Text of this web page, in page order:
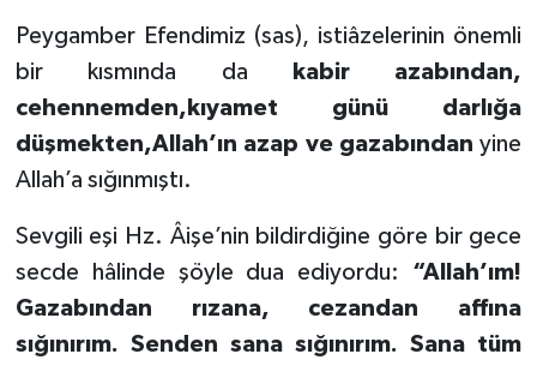
Peygamber Efendimiz (sas), istiâzelerinin önemli
bir kısmında da
kabir azabından,
cehennemden,kıyamet günü darlığa
düşmekten,Allah’ın azap ve gazabından yine
Allah’a sığınmıştı.
Sevgili eşi Hz. Âişe’nin bildirdiğine göre bir gece
secde hâlinde şöyle dua ediyordu: “Allah’ım!
Gazabından rızana, cezandan affına
sığınırım. Senden sana sığınırım. Sana tüm